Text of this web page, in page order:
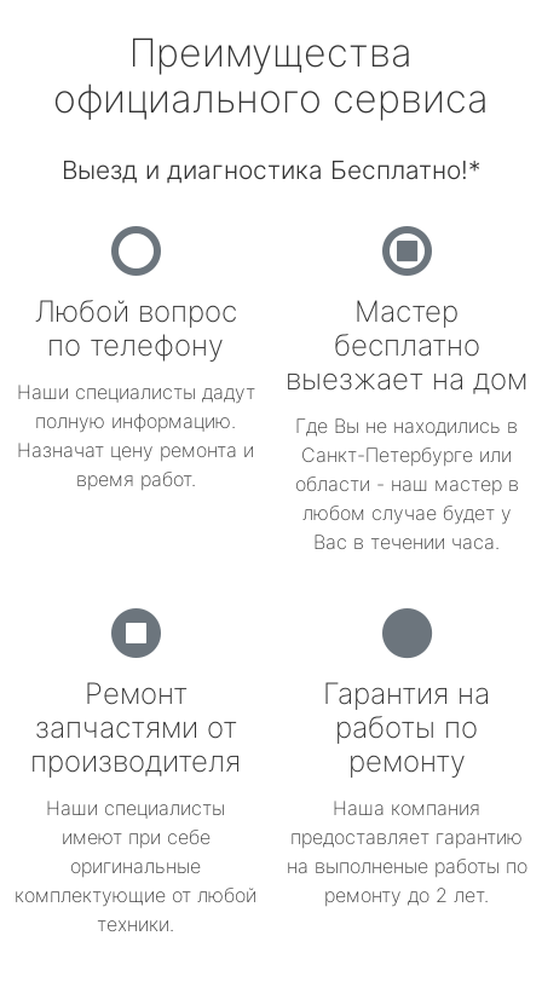
Преимущества
официального сервиса
Выезд и диагностика Бесплатно!*
Любой вопрос
по телефону
Наши специалисты дадут
полную информацию.
Назначат цену ремонта и
время работ.
Мастер
бесплатно
выезжает на дом
Где Вы не находились в
Санкт-Петербурге или
области - наш мастер в
любом случае будет у
Вас в течении часа.
Ремонт
запчастями от
производителя
Наши специалисты
имеют при себе
оригинальные
комплектующие от любой
техники.
Гарантия на
работы по
ремонту
Наша компания
предоставляет гарантию
на выполненые работы по
ремонту до 2 лет.